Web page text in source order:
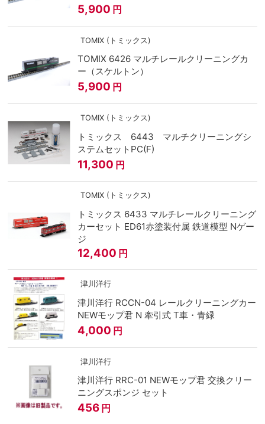
5,900 円
TOMIX (トミックス)
TOMIX 6426 マルチレールクリーニングカ
ー（スケルトン）
5,900 円
TOMIX (トミックス)
トミックス 6443 マルチクリーニングシ
ステムセットPC(F)
11,300 円
TOMIX (トミックス)
トミックス 6433 マルチレールクリーニング
カーセット ED61赤塗装付属 鉄道模型 Nゲー
ジ
12,400 円
津川洋行
津川洋行 RCCN-04 レールクリーニングカー
NEWモップ君 N 牽引式 T車・青緑
4,000 円
津川洋行
津川洋行 RRC-01 NEWモップ君 交換クリー
ニングスポンジ セット
456 円